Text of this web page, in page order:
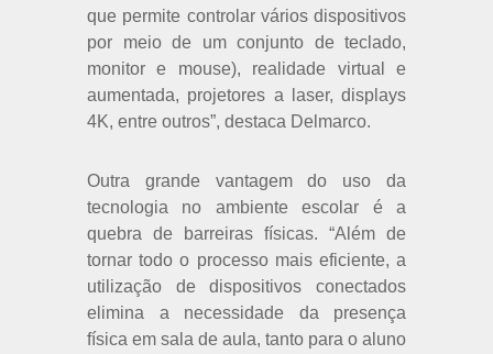
que permite controlar vários dispositivos
por meio de um conjunto de teclado,
monitor e mouse), realidade virtual e
aumentada, projetores a laser, displays
4K, entre outros”, destaca Delmarco.
Outra grande vantagem do uso da
tecnologia no ambiente escolar é a
quebra de barreiras físicas. “Além de
tornar todo o processo mais eficiente, a
utilização de dispositivos conectados
elimina a necessidade da presença
física em sala de aula, tanto para o aluno